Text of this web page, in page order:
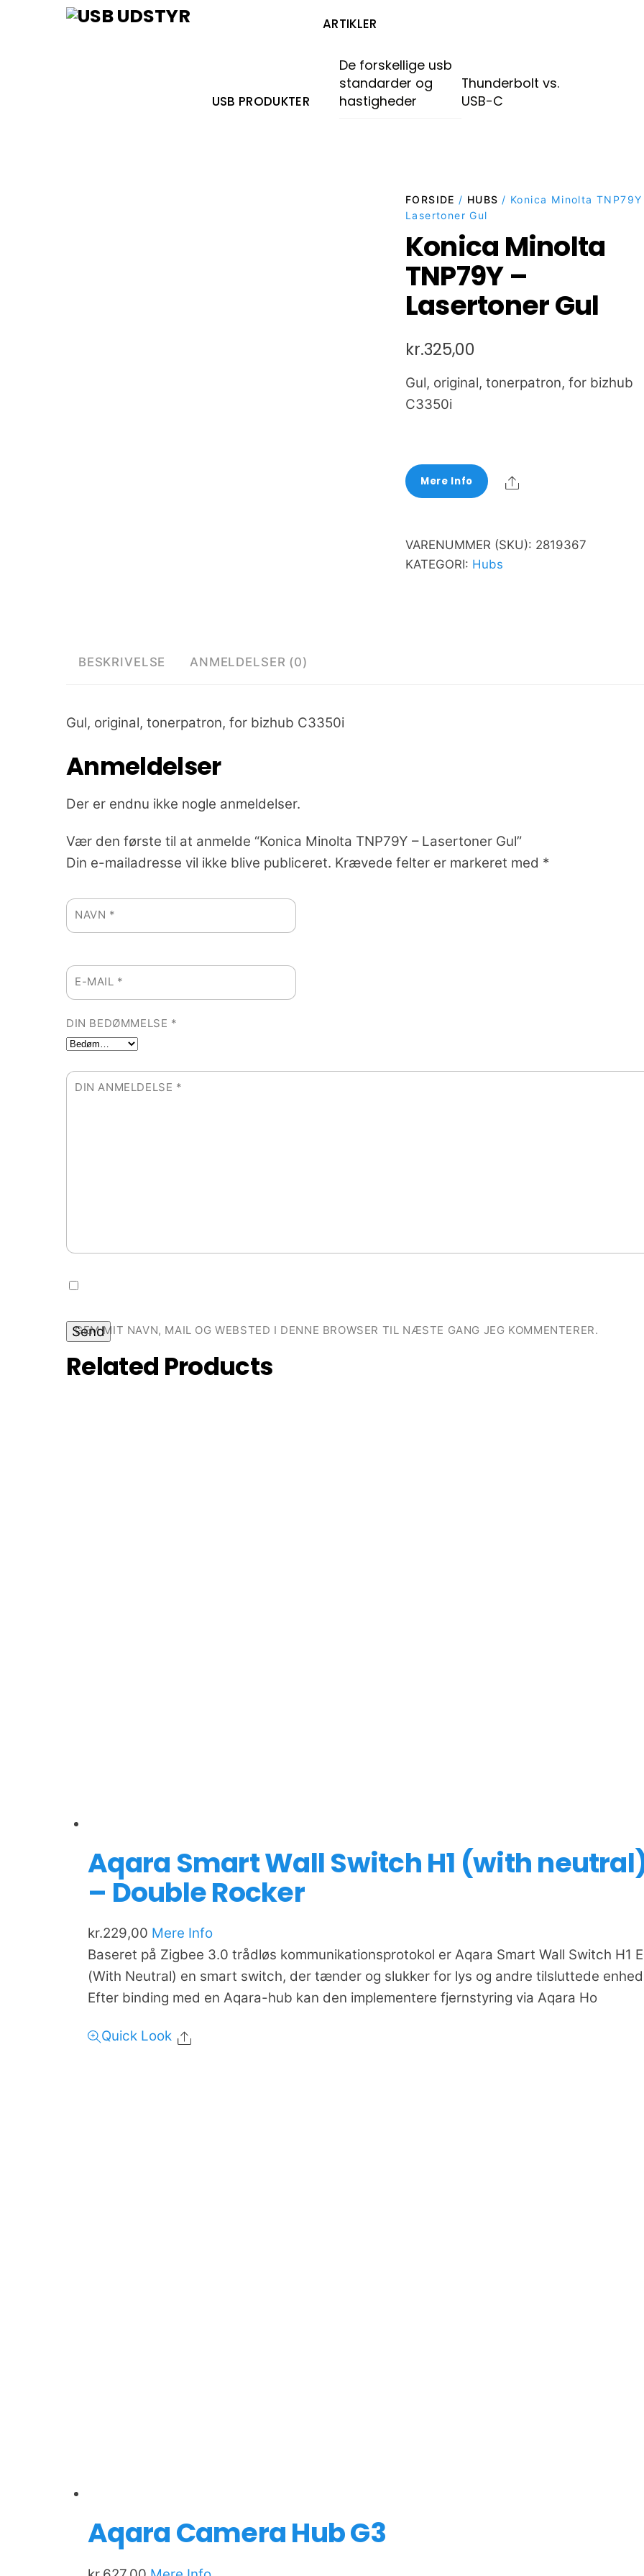
Menu
USB PRODUKTER
ARTIKLER
De forskellige usb
standarder og
hastigheder
Thunderbolt vs.
USB-C
FORSIDE / HUBS / Konica Minolta TNP79Y
Lasertoner Gul
Konica Minolta
TNP79Y –
Lasertoner Gul
kr.325,00
Gul, original, tonerpatron, for bizhub
C3350i
Mere Info Share
VARENUMMER (SKU): 2819367
KATEGORI: Hubs
BESKRIVELSE ANMELDELSER (0)
Gul, original, tonerpatron, for bizhub C3350i
Anmeldelser
Der er endnu ikke nogle anmeldelser.
Vær den første til at anmelde “Konica Minolta TNP79Y – Lasertoner Gul”
Din e-mailadresse vil ikke blive publiceret. Krævede felter er markeret med *
NAVN *
E-MAIL *
DIN BEDØMMELSE *
DIN ANMELDELSE *
GEM MIT NAVN, MAIL OG WEBSTED I DENNE BROWSER TIL NÆSTE GANG JEG KOMMENTERER.
Related Products
Aqara Smart Wall Switch H1 (with
– Double Rocker
kr.229,00 Mere Info
Baseret på Zigbee 3.0 trådløs kommunikationsprotokol er Aqara Smart Wall Switch H1
(With Neutral) en smart switch, der tænder og slukker for lys og andre tilsluttede
Efter binding med en Aqara-hub kan den implementere fjernstyring via Aqara Ho
Quick Look Share
Aqara Camera Hub G3